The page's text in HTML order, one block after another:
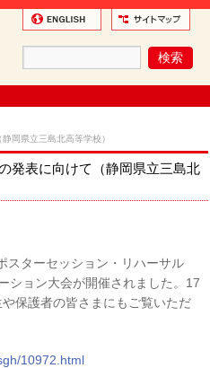
岡県立三島北高等学校）
発表に向けて（静岡県立三島北
スターセッション・リハーサル
ション大会が開催されました。17
保護者の皆さまにもご覧いただ
10972.html